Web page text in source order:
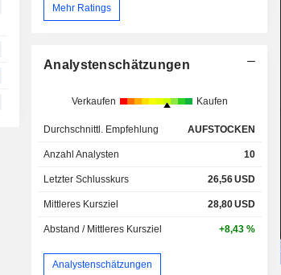
Mehr Ratings
Analystenschätzungen
Verkaufen Kaufen
Durchschnittl. Empfehlung AUFSTOCKEN
Anzahl Analysten 10
Letzter Schlusskurs 26,56USD
Mittleres Kursziel 28,80USD
Abstand / Mittleres Kursziel +8,43 %
Analystenschätzungen